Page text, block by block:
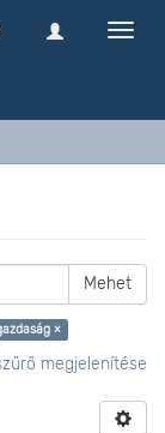
Mehet
×
megjelenítése